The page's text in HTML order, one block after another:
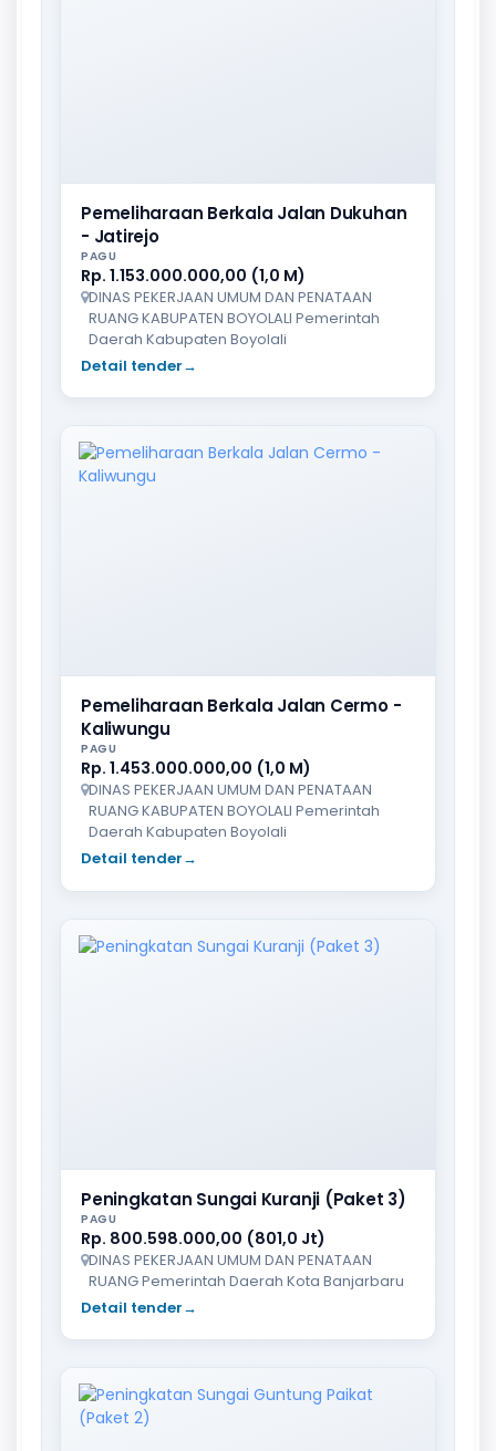
Pemeliharaan Berkala Jalan Dukuhan
- Jatirejo
PAGU
Rp. 1.153.000.000,00 (1,0 M)
DINAS PEKERJAAN UMUM DAN PENATAAN
RUANG KABUPATEN BOYOLALI Pemerintah
Daerah Kabupaten Boyolali
Detail tender→
Pemeliharaan Berkala Jalan Cermo -
Kaliwungu
PAGU
Rp. 1.453.000.000,00 (1,0 M)
DINAS PEKERJAAN UMUM DAN PENATAAN
RUANG KABUPATEN BOYOLALI Pemerintah
Daerah Kabupaten Boyolali
Detail tender→
Peningkatan Sungai Kuranji (Paket 3)
PAGU
Rp. 800.598.000,00 (801,0 Jt)
DINAS PEKERJAAN UMUM DAN PENATAAN
RUANG Pemerintah Daerah Kota Banjarbaru
Detail tender→